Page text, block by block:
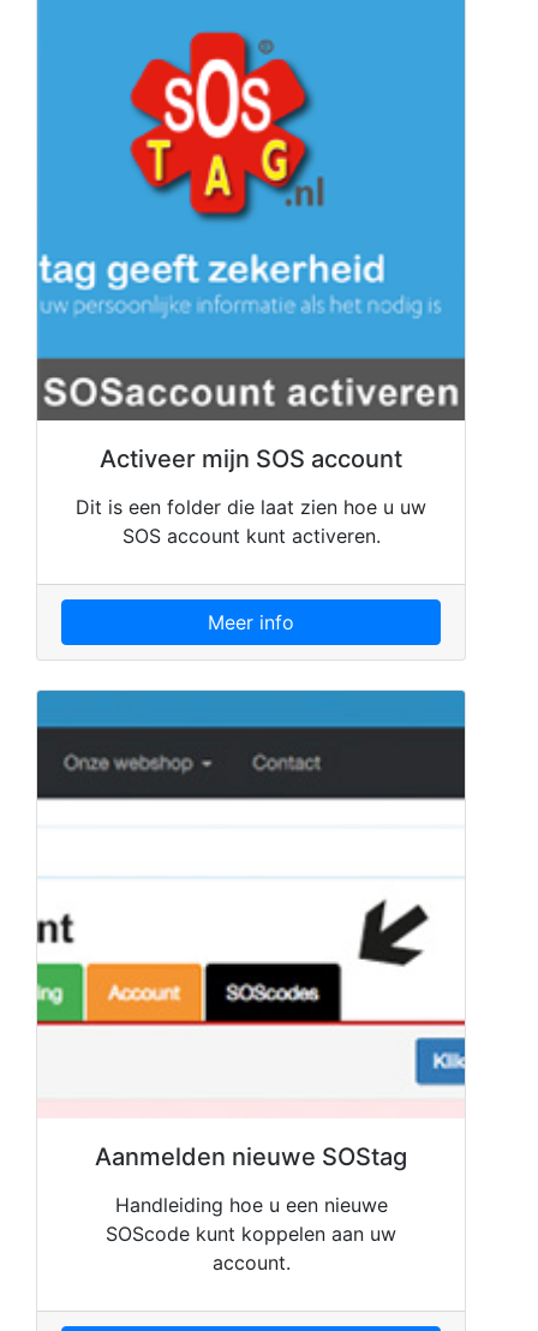
Activeer mijn SOS account
Dit is een folder die laat zien hoe u uw
SOS account kunt activeren.
Meer info
Aanmelden nieuwe SOStag
Handleiding hoe u een nieuwe
SOScode kunt koppelen aan uw
account.